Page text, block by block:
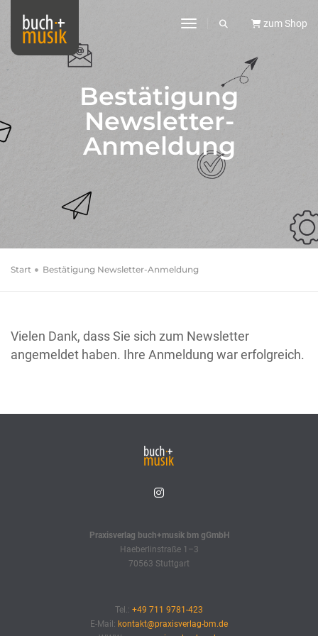
toggle navigation
zum Shop
Bestätigung
Newsletter-
Anmeldung
Start Bestätigung Newsletter-Anmeldung
Vielen Dank, dass Sie sich zum Newsletter
angemeldet haben. Ihre Anmeldung war erfolgreich.
Praxisverlag buch+musik bm gGmbH
Haeberlinstraße 1–3
70563 Stuttgart
Tel.: +49 711 9781-423
E-Mail: kontakt@praxisverlag-bm.de